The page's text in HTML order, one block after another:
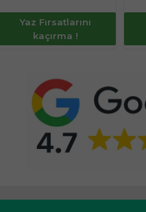
Yaz Fırsatlarını
kaçırma !